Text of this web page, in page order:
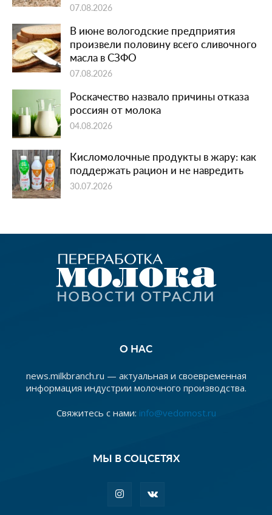
07.08.2026
В июне вологодские предприятия
произвели половину всего сливочного
масла в СЗФО
07.08.2026
Роскачество назвало причины отказа
россиян от молока
04.08.2026
Кисломолочные продукты в жару: как
поддержать рацион и не навредить
30.07.2026
О НАС
news.milkbranch.ru — актуальная и своевременная
информация индустрии молочного производства.
Свяжитесь с нами: info@vedomost.ru
МЫ В СОЦСЕТЯХ